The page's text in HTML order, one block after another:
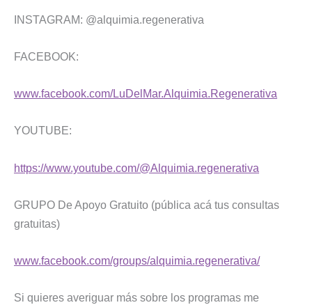
INSTAGRAM: @alquimia.regenerativa
FACEBOOK:
www.facebook.com/LuDelMar.Alquimia.Regenerativa
YOUTUBE:
https://www.youtube.com/@Alquimia.regenerativa
GRUPO De Apoyo Gratuito (pública acá tus consultas
gratuitas)
www.facebook.com/groups/alquimia.regenerativa/
Si quieres averiguar más sobre los programas me